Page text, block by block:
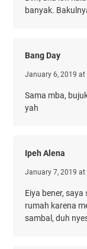
banyak.
Bang Day
January 6, 2019 at
Sama mba,
yah
Ipeh Alena
January 7, 2019 at
Eiya bener,
rumah karena
sambal, duh